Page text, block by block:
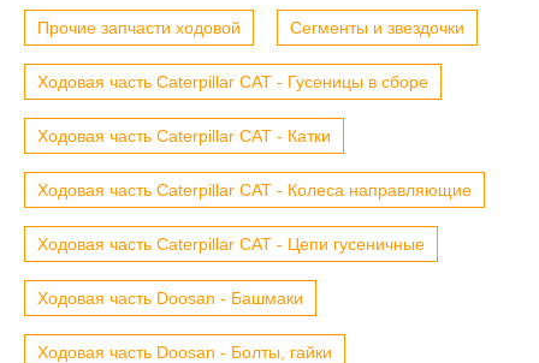
Прочие запчасти ходовой Сегменты и звездочки
Ходовая часть Caterpillar CAT - Гусеницы в сборе
Ходовая часть Caterpillar CAT - Катки
Ходовая часть Caterpillar CAT - Колеса направляющие
Ходовая часть Caterpillar CAT - Цепи гусеничные
Ходовая часть Doosan - Башмаки
Ходовая часть Doosan - Болты, гайки